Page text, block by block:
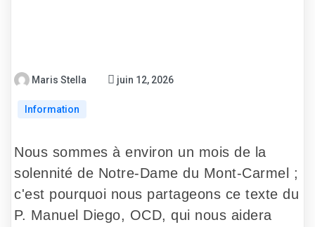
Maris Stella juin 12, 2026
Information
Nous sommes à environ un mois de la
solennité de Notre-Dame du Mont-Carmel ;
c'est pourquoi nous partageons ce texte du
P. Manuel Diego, OCD, qui nous aidera